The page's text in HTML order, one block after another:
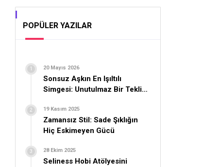
POPÜLER YAZILAR
20 Mayıs 2026
Sonsuz Aşkın En Işıltılı
Simgesi: Unutulmaz Bir Teklif
19 Kasım 2025
Zamansız Stil: Sade Şıklığın
Hiç Eskimeyen Gücü
28 Ekim 2025
Seliness Hobi Atölyesini